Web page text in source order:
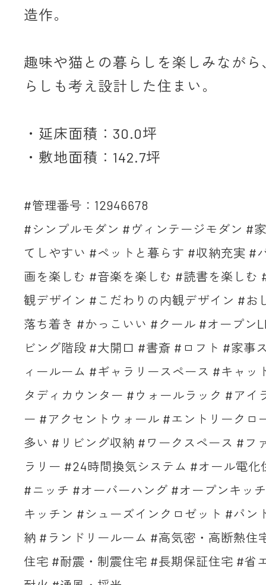
造作。
趣味や猫との暮らしを楽しみなが
らしも考え設計した住まい。
・延床面積：30.0坪
・敷地面積：142.7坪
#管理番号：12946678
#シンプルモダン #ヴィンテージモダン #
てしやすい #ペットと暮らす #収納充実 #
画を楽しむ #音楽を楽しむ #読書を楽しむ
観デザイン #こだわりの内観デザイン #お
落ち着き #かっこいい #クール #オープン
ビング階段 #大開口 #書斎 #ロフト #家事
ィールーム #ギャラリースペース #キャッ
タディカウンター #ウォールラック #アイ
ー #アクセントウォール #エントリークロ
多い #リビング収納 #ワークスペース #フ
ラリー #24時間換気システム #オール電化
#ニッチ #オーバーハング #オープンキッ
キッチン #シューズインクロゼット #パン
納 #ランドリールーム #高気密・高断熱住
住宅 #耐震・制震住宅 #長期保証住宅 #省